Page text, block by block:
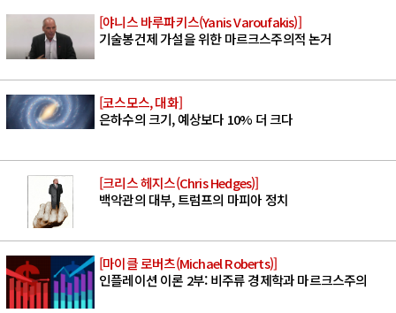
[야니스 바루파키스(Yanis Varoufakis)]
기술봉건제 가설을 위한 마르크스주의적 논거
[코스모스, 대화]
은하수의 크기, 예상보다 10% 더 크다
[크리스 헤지스(Chris Hedges)]
백악관의 대부, 트럼프의 마피아 정치
[마이클 로버츠(Michael Roberts)]
인플레이션 이론 2부: 비주류 경제학과 마르크스주의